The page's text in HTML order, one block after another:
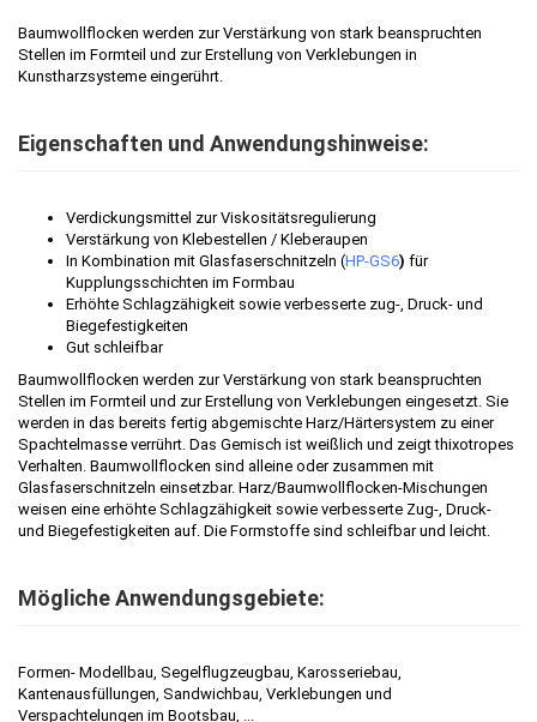
Baumwollflocken werden zur Verstärkung von stark beanspruchten
Stellen im Formteil und zur Erstellung von Verklebungen in
Kunstharzsysteme eingerührt.
Eigenschaften und Anwendungshinweise:
Verdickungsmittel zur Viskositätsregulierung
Verstärkung von Klebestellen / Kleberaupen
In Kombination mit Glasfaserschnitzeln (HP-GS6) für
Kupplungsschichten im Formbau
Erhöhte Schlagzähigkeit sowie verbesserte zug-, Druck- und
Biegefestigkeiten
Gut schleifbar
Baumwollflocken werden zur Verstärkung von stark beanspruchten
Stellen im Formteil und zur Erstellung von Verklebungen eingesetzt. Sie
werden in das bereits fertig abgemischte Harz/Härtersystem zu einer
Spachtelmasse verrührt. Das Gemisch ist weißlich und zeigt thixotropes
Verhalten. Baumwollflocken sind alleine oder zusammen mit
Glasfaserschnitzeln einsetzbar. Harz/Baumwollflocken-Mischungen
weisen eine erhöhte Schlagzähigkeit sowie verbesserte Zug-, Druck-
und Biegefestigkeiten auf. Die Formstoffe sind schleifbar und leicht.
Mögliche Anwendungsgebiete:
Formen- Modellbau, Segelflugzeugbau, Karosseriebau,
Kantenausfüllungen, Sandwichbau, Verklebungen und
Verspachtelungen im Bootsbau, ...